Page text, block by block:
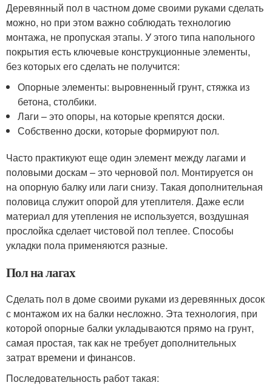
Деревянный пол в частном доме своими руками сделать
можно, но при этом важно соблюдать технологию
монтажа, не пропуская этапы. У этого типа напольного
покрытия есть ключевые конструкционные элементы,
без которых его сделать не получится:
Опорные элементы: выровненный грунт, стяжка из
бетона, столбики.
Лаги – это опоры, на которые крепятся доски.
Собственно доски, которые формируют пол.
Часто практикуют еще один элемент между лагами и
половыми доскам – это черновой пол. Монтируется он
на опорную балку или лаги снизу. Такая дополнительная
половица служит опорой для утеплителя. Даже если
материал для утепления не используется, воздушная
прослойка сделает чистовой пол теплее. Способы
укладки пола применяются разные.
Пол на лагах
Сделать пол в доме своими руками из деревянных досок
с монтажом их на балки несложно. Эта технология, при
которой опорные балки укладываются прямо на грунт,
самая простая, так как не требует дополнительных
затрат времени и финансов.
Последовательность работ такая: